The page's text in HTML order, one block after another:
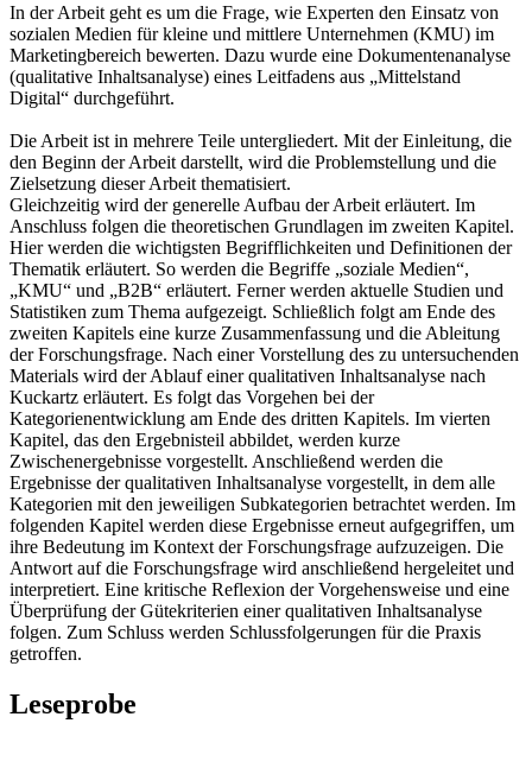
In der Arbeit geht es um die Frage, wie Experten den Einsatz von
sozialen Medien für kleine und mittlere Unternehmen (KMU) im
Marketingbereich bewerten. Dazu wurde eine Dokumentenanalyse
(qualitative Inhaltsanalyse) eines Leitfadens aus „Mittelstand
Digital“ durchgeführt.
Die Arbeit ist in mehrere Teile untergliedert. Mit der Einleitung, die
den Beginn der Arbeit darstellt, wird die Problemstellung und die
Zielsetzung dieser Arbeit thematisiert.
Gleichzeitig wird der generelle Aufbau der Arbeit erläutert. Im
Anschluss folgen die theoretischen Grundlagen im zweiten Kapitel.
Hier werden die wichtigsten Begrifflichkeiten und Definitionen der
Thematik erläutert. So werden die Begriffe „soziale Medien“,
„KMU“ und „B2B“ erläutert. Ferner werden aktuelle Studien und
Statistiken zum Thema aufgezeigt. Schließlich folgt am Ende des
zweiten Kapitels eine kurze Zusammenfassung und die Ableitung
der Forschungsfrage. Nach einer Vorstellung des zu untersuchenden
Materials wird der Ablauf einer qualitativen Inhaltsanalyse nach
Kuckartz erläutert. Es folgt das Vorgehen bei der
Kategorienentwicklung am Ende des dritten Kapitels. Im vierten
Kapitel, das den Ergebnisteil abbildet, werden kurze
Zwischenergebnisse vorgestellt. Anschließend werden die
Ergebnisse der qualitativen Inhaltsanalyse vorgestellt, in dem alle
Kategorien mit den jeweiligen Subkategorien betrachtet werden. Im
folgenden Kapitel werden diese Ergebnisse erneut aufgegriffen, um
ihre Bedeutung im Kontext der Forschungsfrage aufzuzeigen. Die
Antwort auf die Forschungsfrage wird anschließend hergeleitet und
interpretiert. Eine kritische Reflexion der Vorgehensweise und eine
Überprüfung der Gütekriterien einer qualitativen Inhaltsanalyse
folgen. Zum Schluss werden Schlussfolgerungen für die Praxis
getroffen.
Leseprobe